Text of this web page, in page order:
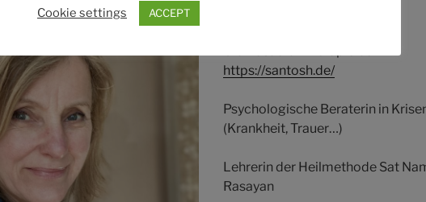
https://santosh.de/
Psychologische Beraterin in
(Krankheit, Trauer…)
Lehrerin der Heilmethode Sat
Rasayan
Cookie settings ACCEPT